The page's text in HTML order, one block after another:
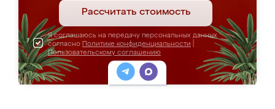
Рассчитать стоимость
Я соглашаюсь на передачу персональных данных
согласно Политике конфиденциальности
Пользовательскому соглашению